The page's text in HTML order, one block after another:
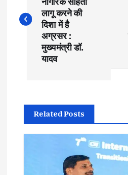
s
लागू करने की
दिशा में है
अग्रसर :
मुख्यमंत्री डॉ.
यादव
Related Posts